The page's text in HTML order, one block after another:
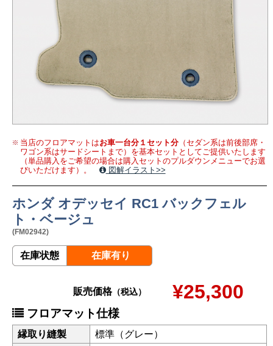
当店のフロアマットはお車一台分１セット分（セダン系は前後部席・
ワゴン系はサードシートまで）を基本セットとしてご提供いたします
（単品購入をご希望の場合は購入セットのプルダウンメニューでお選
びいただけます）。
図解イラスト>>
ホンダ オデッセイ RC1 バックフェル
ト・ベージュ
(FM02942)
在庫状態 在庫有り
販売価格（税込） ¥25,300
フロアマット仕様
縁取り縫製
標準（グレー）